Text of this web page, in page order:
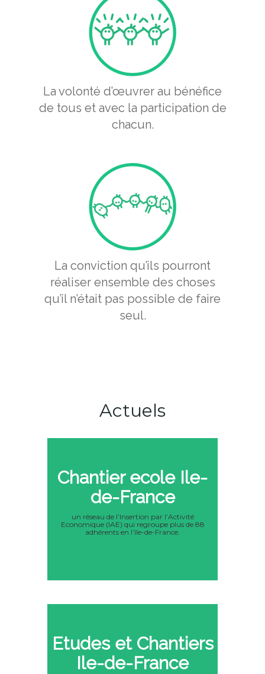
La volonté d’œuvrer au bénéfice
de tous et avec la participation de
chacun.
La conviction qu’ils pourront
réaliser ensemble des choses
qu’il n’était pas possible de faire
seul.
Actuels
Chantier ecole Ile-
de-France
un réseau de l’Insertion par l’Activité
Economique (IAE) qui regroupe plus de 88
adhérents en l’Ile-de-France.
Etudes et Chantiers
Ile-de-France